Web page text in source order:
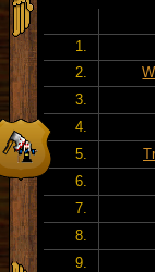
1.
2.
3.
4.
5.
6.
7.
8.
9.